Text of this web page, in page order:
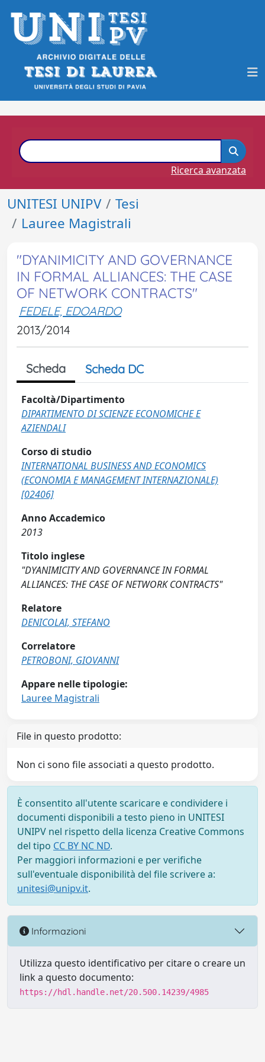
Ricerca avanzata
UNITESI UNIPV
Tesi
Lauree Magistrali
"DYANIMICITY AND GOVERNANCE
IN FORMAL ALLIANCES: THE CASE
OF NETWORK CONTRACTS"
FEDELE, EDOARDO
2013/2014
Scheda Scheda DC
Facoltà/Dipartimento
DIPARTIMENTO DI SCIENZE ECONOMICHE E
AZIENDALI
Corso di studio
INTERNATIONAL BUSINESS AND ECONOMICS
(ECONOMIA E MANAGEMENT INTERNAZIONALE)
[02406]
Anno Accademico
2013
Titolo inglese
"DYANIMICITY AND GOVERNANCE IN FORMAL
ALLIANCES: THE CASE OF NETWORK CONTRACTS"
Relatore
DENICOLAI, STEFANO
Correlatore
PETROBONI, GIOVANNI
Appare nelle tipologie:
Lauree Magistrali
File in questo prodotto:
Non ci sono file associati a questo prodotto.
È consentito all'utente scaricare e condividere i
documenti disponibili a testo pieno in UNITESI
UNIPV nel rispetto della licenza Creative Commons
del tipo CC BY NC ND.
Per maggiori informazioni e per verifiche
sull'eventuale disponibilità del file scrivere a:
unitesi@unipv.it.
Informazioni
Utilizza questo identificativo per citare o creare un
link a questo documento:
https://hdl.handle.net/20.500.14239/4985